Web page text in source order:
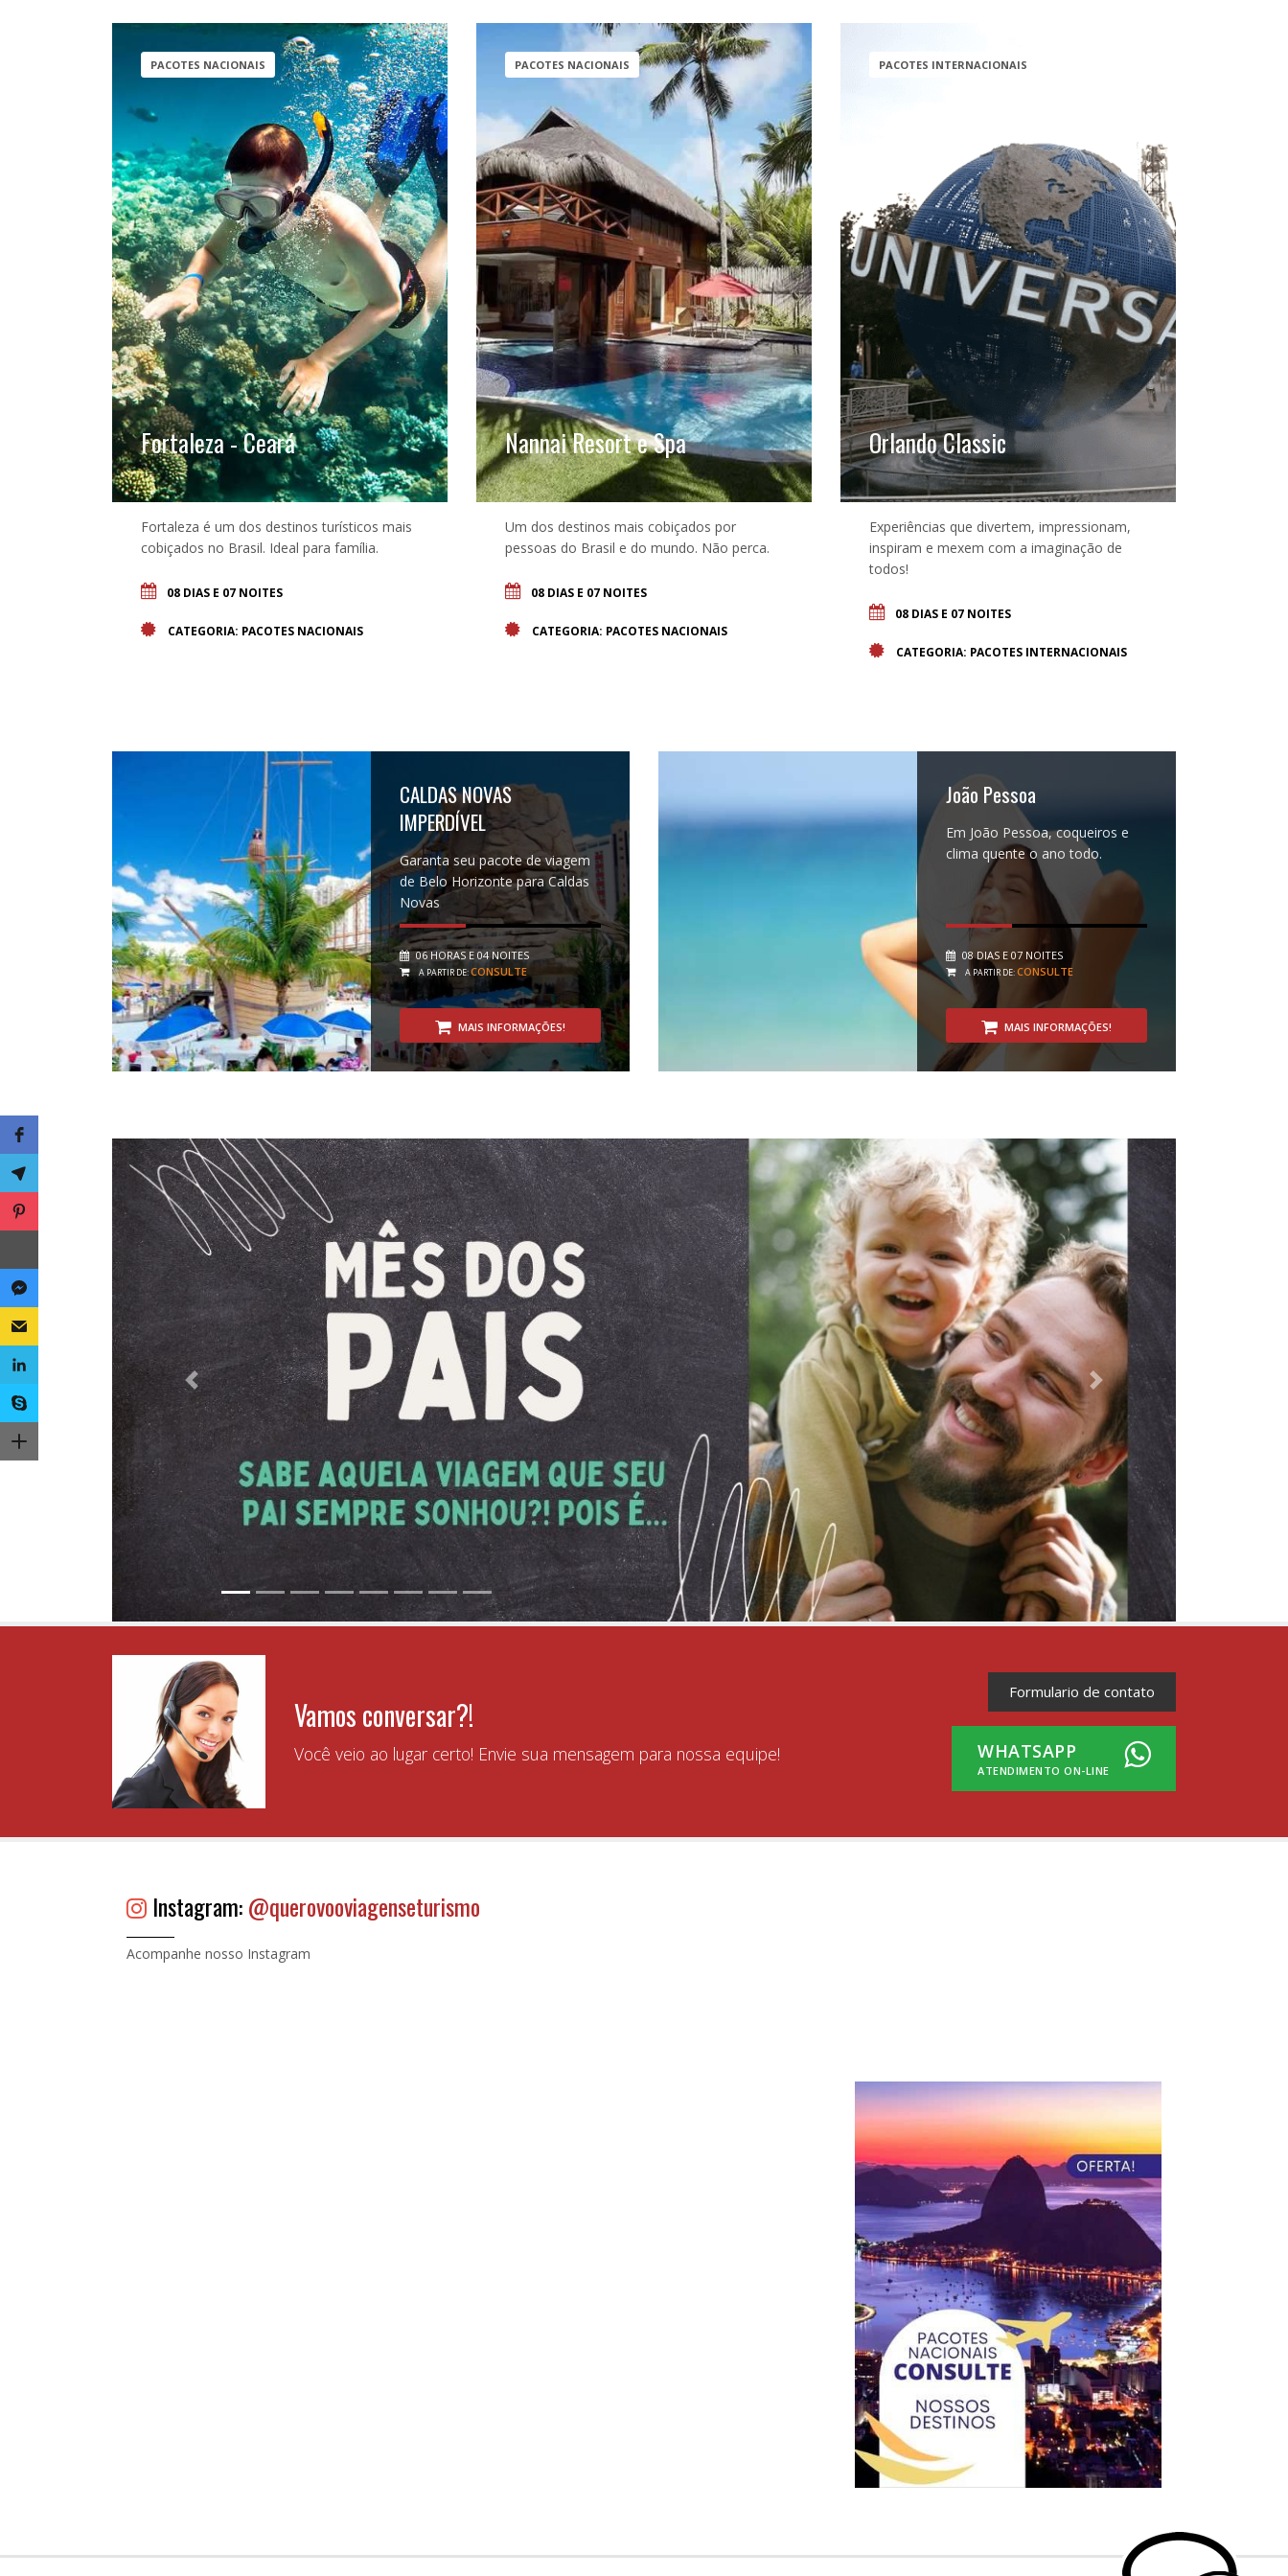
Sua próxima viagem está aqui.
Seja bem-vindo!
PACOTES NACIONAIS
Fortaleza - Ceará
Fortaleza é um dos destinos turísticos mais
cobiçados no Brasil. Ideal para família.
08 DIAS E 07 NOITES
CATEGORIA: PACOTES NACIONAIS
PACOTES NACIONAIS
Nannai Resort e Spa
Um dos destinos mais cobiçados por
pessoas do Brasil e do mundo. Não perca.
08 DIAS E 07 NOITES
CATEGORIA: PACOTES NACIONAIS
PACOTES INTERNACIONAIS
Orlando Classic
Experiências que divertem, impressionam,
inspiram e mexem com a imaginação de
todos!
08 DIAS E 07 NOITES
CATEGORIA: PACOTES INTERNACIONAIS
CALDAS NOVAS
IMPERDÍVEL
Garanta seu pacote de viagem
de Belo Horizonte para Caldas
Novas
06 HORAS E 04 NOITES
A PARTIR DE:CONSULTE
MAIS INFORMAÇÕES!
João Pessoa
Em João Pessoa, coqueiros e
clima quente o ano todo.
08 DIAS E 07 NOITES
A PARTIR DE:CONSULTE
MAIS INFORMAÇÕES!
Previous Next
Vamos conversar?!
Você veio ao lugar certo! Envie sua mensagem para nossa equipe!
Formulario de contato
WHATSAPP
ATENDIMENTO ON-LINE
Instagram:@querovooviagenseturismo
Acompanhe nosso Instagram